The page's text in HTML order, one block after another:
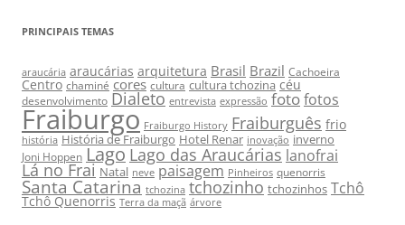
PRINCIPAIS TEMAS
araucária araucárias arquitetura Brasil Brazil Cachoeira
Centro chaminé cores cultura cultura tchozina céu
desenvolvimento Dialeto entrevista expressão fotofotos
Fraiburgo Fraiburgo History Fraiburguês frio
história História de Fraiburgo Hotel Renar inovação inverno
Joni Hoppen Lago Lago das Araucárias lanofrai
Lá no Frai Natal neve paisagem Pinheiros quenorris
Santa Catarina tchozina tchozinho tchozinhos Tchô
Tchô Quenorris Terra da maçã árvore